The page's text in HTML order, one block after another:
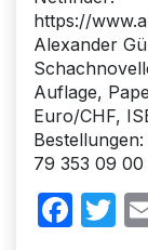
https://
Alexander
Auflage,
Euro/CHF,
Bestellungen:
79 353 09 00